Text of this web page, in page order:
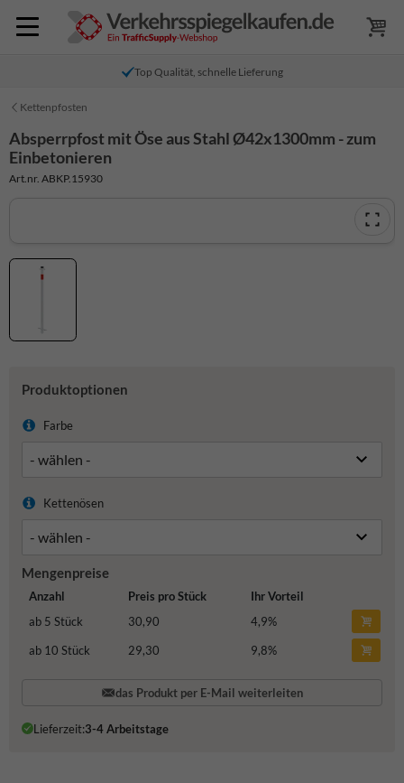
Top Qualität, schnelle Lieferung
Kettenpfosten
Absperrpfost mit Öse aus Stahl Ø42x1300mm - zum
Einbetonieren
Art.nr. ABKP.15930
Produktoptionen
Farbe
Kettenösen
Mengenpreise
Anzahl Preis pro Stück
Ihr Vorteil
ab 5 Stück
30,90 4,9%
ab 10 Stück
29,30 9,8%
das Produkt per E-Mail weiterleiten
Lieferzeit:3-4 Arbeitstage